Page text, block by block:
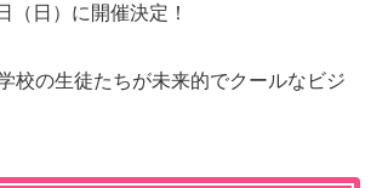
日）に開催決定！
校の生徒たちが未来的でクールなビジ